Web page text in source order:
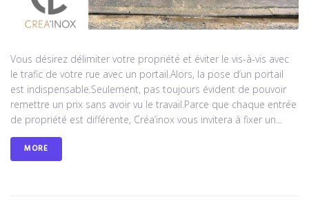
Vous désirez délimiter votre propriété et éviter le vis-à-vis avec
le trafic de votre rue avec un portail.Alors, la pose d’un portail
est indispensable.Seulement, pas toujours évident de pouvoir
remettre un prix sans avoir vu le travail.Parce que chaque entrée
de propriété est différente, Créa’inox vous invitera à fixer un...
MORE